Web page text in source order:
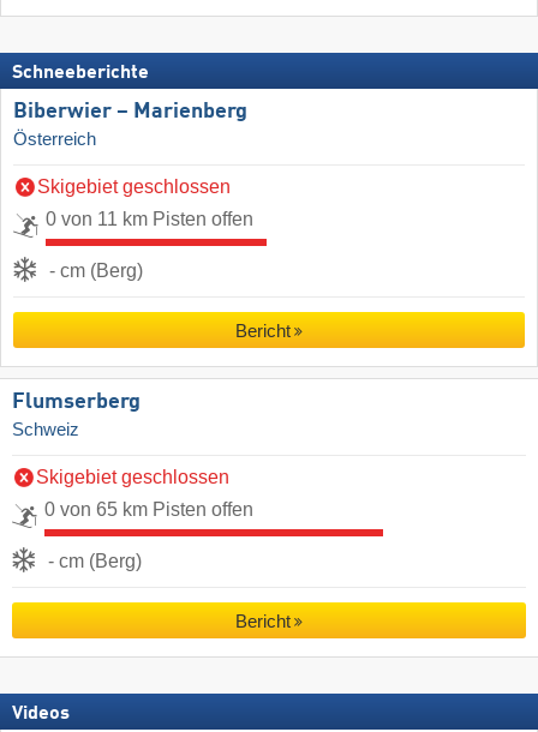
Schneeberichte
Biberwier – Marienberg
Österreich
Skigebiet geschlossen
0 von 11 km Pisten offen
- cm (Berg)
Bericht
Flumserberg
Schweiz
Skigebiet geschlossen
0 von 65 km Pisten offen
- cm (Berg)
Bericht
Videos